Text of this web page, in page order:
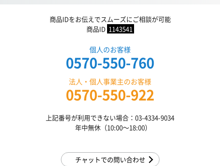
商品IDをお伝えでスムーズにご相談が可能
商品ID 1143541
個人のお客様
0570-550-760
法人・個人事業主のお客様
0570-550-922
上記番号が利用できない場合：03-4334-9034
年中無休（10:00〜18:00）
チャットでの問い合わせ